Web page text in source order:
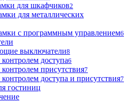
для шкафчиков2
для металлических
с программным управлением6
выключатели8
доступа6
присутствия7
доступа и присутствия7
гостиниц